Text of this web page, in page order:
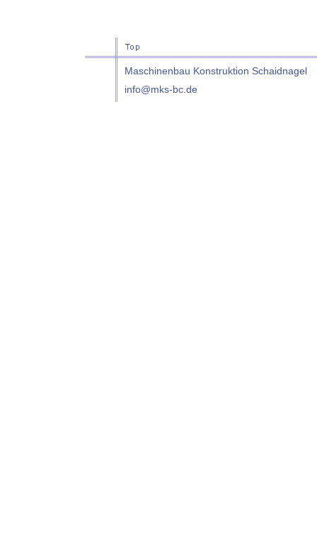
Maschinenbau Konstruktion Schaidnagel
info@mks-bc.de